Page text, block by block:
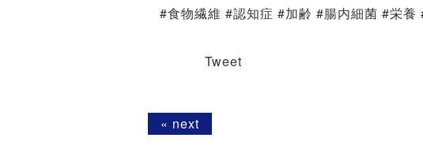
#食物繊維 #認知症 #加齢 #腸内細菌 #栄
Tweet
« next